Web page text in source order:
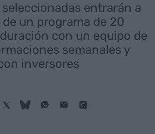
entrarán a
un programa de 20
con un equipo de
semanales y
inversores